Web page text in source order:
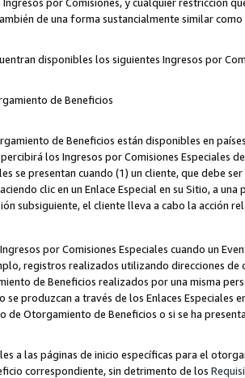
de una forma sustancialmente similar
disponibles los siguientes Ingresos por
de Beneficios
de Beneficios están disponibles en
los Ingresos por Comisiones Especiales
se presentan cuando (1) un cliente, que debe
clic en un Enlace Especial en su Sitio, a
subsiguiente, el cliente lleva a cabo la acción
por Comisiones Especiales cuando un
registros realizados utilizando direcciones
de Beneficios realizados por una misma
se produzcan a través de los Enlaces Especiales
de Otorgamiento de Beneficios o si se ha
a las páginas de inicio específicas para el
correspondiente, sin detrimento de los